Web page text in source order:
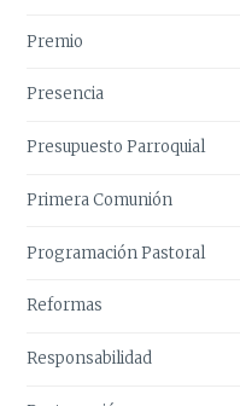
Premio
Presencia
Presupuesto Parroquial
Primera Comunión
Programación Pastoral
Reformas
Responsabilidad